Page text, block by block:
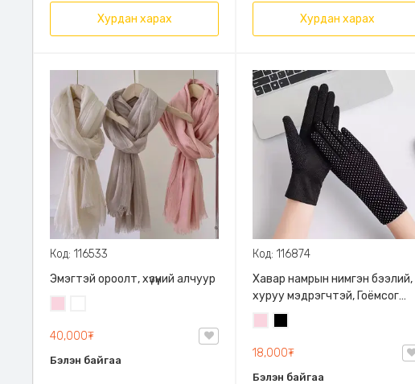
Хурдан харах Хурдан харах
Код: 116533
Эмэгтэй ороолт, хүзүүний алчуур
40,000₮
Бэлэн байгаа
Код: 116874
Хавар намрын нимгэн бээлий,
хуруу мэдрэгчтэй, Гоёмсог
материалтай салхи нэвтрүүлдэг
18,000₮
Бэлэн байгаа